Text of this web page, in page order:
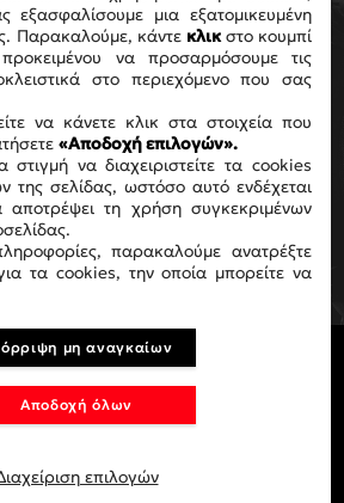
της αγοράς
τους όρους χρήσηςΟΡΟΥΣ
ΧΡΗΣΗΣ .
ΕΓΓΡΑΦΗ
εξασφαλίσουμε μια εξατομικευμένη
Παρακαλούμε, κάντε κλικ στο κουμπί
προκειμένου να προσαρμόσουμε τις
στο περιεχόμενο που σας
να κάνετε κλικ στα στοιχεία που
«Αποδοχή επιλογών».
να διαχειριστείτε τα cookies
της σελίδας, ωστόσο αυτό ενδέχεται
αποτρέψει τη χρήση συγκεκριμένων
παρακαλούμε ανατρέξτε
τα cookies, την οποία μπορείτε να
μη αναγκαίων
Αποδοχή όλων
επιλογών